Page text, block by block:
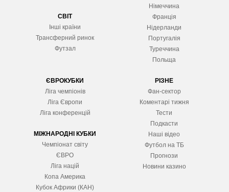
СВІТ
Інші країни
Трансферний ринок
Футзал
Німеччина
Франція
Нідерланди
Португалія
Туреччина
Польща
ЄВРОКУБКИ
Ліга чемпіонів
Ліга Європи
Ліга конференцій
МІЖНАРОДНІ КУБКИ
Чемпіонат світу
ЄВРО
Ліга націй
Копа Америка
Кубок Африки (КАН)
РІЗНЕ
Фан-сектор
Коментарі тижня
Тести
Подкасти
Наші відео
Футбол на ТБ
Прогнози
Новини казино